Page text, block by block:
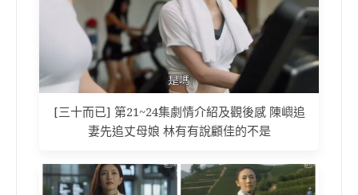
[三十而已] 第21~24集劇情介紹及觀後感 陳嶼追
妻先追丈母娘 林有有說顧佳的不是